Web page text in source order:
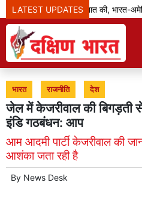
LATEST UPDATES
जेडी वेंस ने मोदी से बात की, भारत-
भारत राजनीति देश
जेल में केजरीवाल की बिगड़ती
इंडि गठबंधन: आप
आम आदमी पार्टी केजरीवाल की
आशंका जता रही है
By News Desk